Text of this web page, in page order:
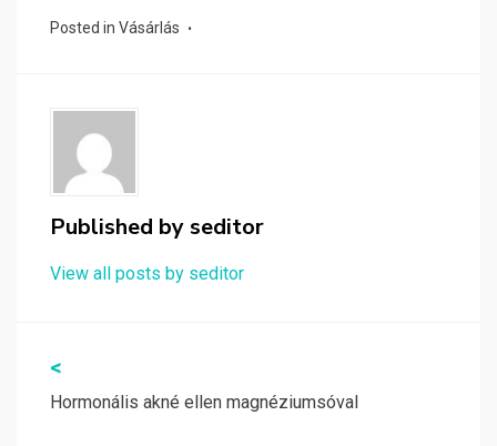
Posted in Vásárlás
Published byseditor
View all posts by seditor
Bejegyzés
navigáció
<
Hormonális akné ellen magnéziumsóval